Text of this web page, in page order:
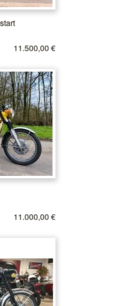
11.500,00 €
11.000,00 €